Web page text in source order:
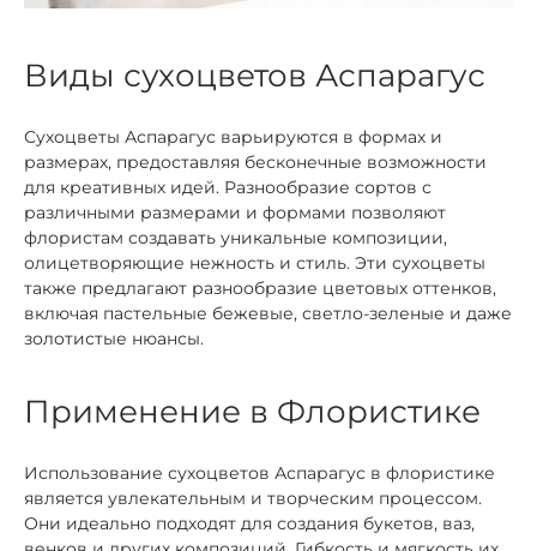
Виды сухоцветов Аспарагус
Сухоцветы Аспарагус варьируются в формах и
размерах, предоставляя бесконечные возможности
для креативных идей. Разнообразие сортов с
различными размерами и формами позволяют
флористам создавать уникальные композиции,
олицетворяющие нежность и стиль. Эти сухоцветы
также предлагают разнообразие цветовых оттенков,
включая пастельные бежевые, светло-зеленые и даже
золотистые нюансы.
Применение в Флористике
Использование сухоцветов Аспарагус в флористике
является увлекательным и творческим процессом.
Они идеально подходят для создания букетов, ваз,